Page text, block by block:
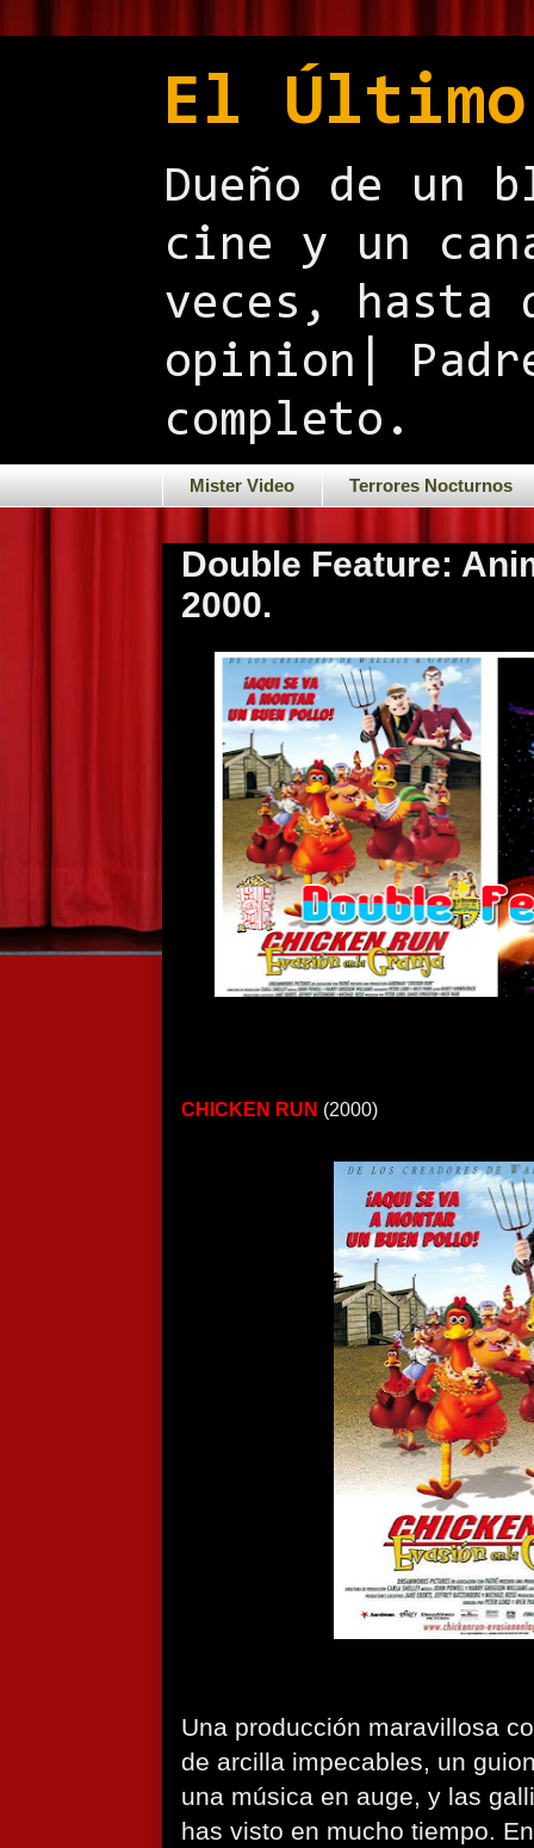
El
Dueño de un
cine y un
veces, hasta
opinion|
completo.
Mister Video Terrores Nocturnos
Double Feature:
2000.
CHICKEN RUN (2000)
Una producción maravillosa
de arcilla impecables, un
una música en auge, y las
has visto en mucho tiempo.